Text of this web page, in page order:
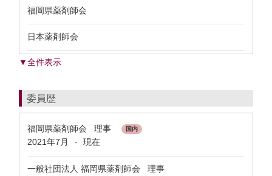
福岡県薬剤師会
日本薬剤師会
▼全件表示
委員歴
福岡県薬剤師会 理事 国内
2021年7月 - 現在
一般社団法人 福岡県薬剤師会 理事